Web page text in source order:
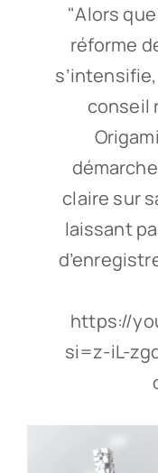
"Alors
réforme
conseil
claire sur
laissant
https://
si=z-iL-